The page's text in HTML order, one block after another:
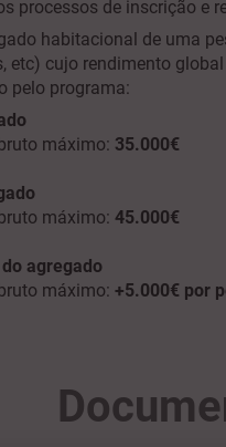
processos de inscrição e
habitacional de uma
etc) cujo rendimento
pelo programa:
máximo: 35.000€
máximo: 45.000€
agregado
máximo: +5.000€ por